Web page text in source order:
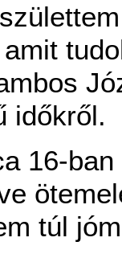
időkről.
16-
túl